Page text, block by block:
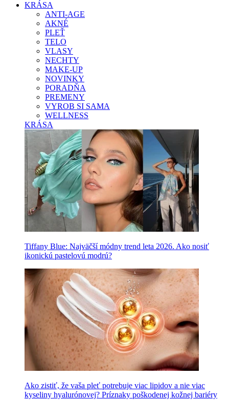
KRÁSA
ANTI-AGE
AKNÉ
PLEŤ
TELO
VLASY
NECHTY
MAKE-UP
NOVINKY
PORADŇA
PREMENY
VYROB SI SAMA
WELLNESS
KRÁSA
Tiffany Blue: Najväčší módny trend leta 2026. Ako nosiť
ikonickú pastelovú modrú?
Ako zistiť, že vaša pleť potrebuje viac lipidov a nie viac
kyseliny hyalurónovej? Príznaky poškodenej kožnej bariéry